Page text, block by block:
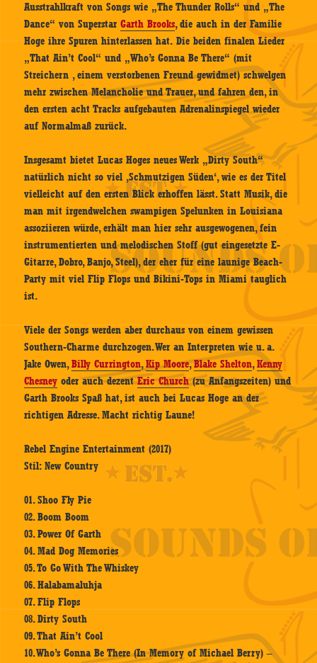
Ausstrahlkraft von Songs wie „The Thunder Rolls“ und „The
Dance“ von SuperstarGarth Brooks, die auch in der Familie
Hoge ihre Spuren hinterlassen hat. Die beiden finalen Lieder
„That Ain’t Cool“ und „Who’s Gonna Be There“ (mit
Streichern , einem verstorbenen Freund gewidmet) schwelgen
mehr zwischen Melancholie und Trauer, und fahren den, in
den ersten acht Tracks aufgebauten Adrenalinspiegel wieder
auf Normalmaß zurück.
Insgesamt bietet Lucas Hoges neues Werk „Dirty South“
natürlich nicht so viel ‚Schmutzigen Süden‘, wie es der Titel
vielleicht auf den ersten Blick erhoffen lässt. Statt Musik, die
man mit irgendwelchen swampigen Spelunken in Louisiana
assoziieren würde, erhält man hier sehr ausgewogenen, fein
instrumentierten und melodischen Stoff (gut eingesetzte E-
Gitarre, Dobro, Banjo, Steel), der eher für eine launige Beach-
Party mit viel Flip Flops und Bikini-Tops in Miami tauglich
ist.
Viele der Songs werden aber durchaus von einem gewissen
Southern-Charme durchzogen. Wer an Interpreten wie u. a.
Jake Owen,Billy Currington,Kip Moore,Blake Shelton,Kenny
Chesney oder auch dezentEric Church(zu Anfangszeiten) und
Garth Brooks Spaß hat, ist auch bei Lucas Hoge an der
richtigen Adresse. Macht richtig Laune!
Rebel Engine Entertainment (2017)
Stil: New Country
01. Shoo Fly Pie
02. Boom Boom
03. Power Of Garth
04. Mad Dog Memories
05. To Go With The Whiskey
06. Halabamaluhja
07. Flip Flops
08. Dirty South
09. That Ain’t Cool
10. Who’s Gonna Be There (In Memory of Michael Berry) –